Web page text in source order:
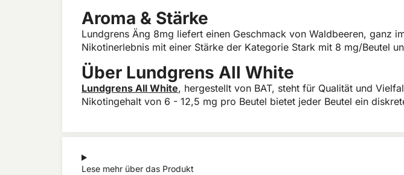
Aroma & Stärke
Lundgrens Äng 8mg liefert einen Geschmack von Waldbeeren, ganz
Nikotinerlebnis mit einer Stärke der Kategorie Stark mit 8 mg/Beutel
Über Lundgrens All White
Lundgrens All White, hergestellt von BAT, steht für Qualität und
Nikotingehalt von 6 - 12,5 mg pro Beutel bietet jeder Beutel ein
Lese mehr über das Produkt